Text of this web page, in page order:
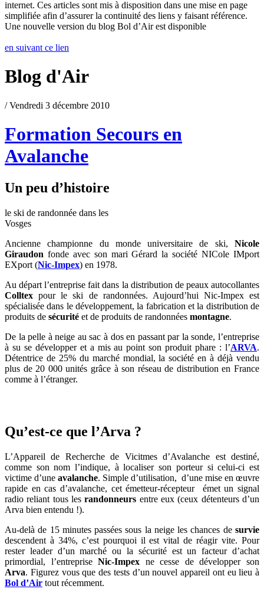
internet. Ces articles sont mis à disposition dans une mise en page
simplifiée afin d’assurer la continuité des liens y faisant référence.
Une nouvelle version du blog Bol d’Air est disponible
en suivant ce lien
Blog d'Air
/ Vendredi 3 décembre 2010
Formation Secours en
Avalanche
Un peu d’histoire
le ski de randonnée dans les
Vosges
Ancienne championne du monde universitaire de ski, Nicole
Giraudon fonde avec son mari Gérard la société NICole IMport
EXport (Nic-Impex) en 1978.
Au départ l’entreprise fait dans la distribution de peaux autocollantes
Colltex pour le ski de randonnées. Aujourd’hui Nic-Impex est
spécialisée dans le développement, la fabrication et la distribution de
produits de sécurité et de produits de randonnées montagne.
De la pelle à neige au sac à dos en passant par la sonde, l’entreprise
à su se développer et a mis au point son produit phare : l’ARVA.
Détentrice de 25% du marché mondial, la société en à déjà vendu
plus de 20 000 unités grâce à son réseau de distribution en France
comme à l’étranger.
Qu’est-ce que l’Arva ?
L’Appareil de Recherche de Vicitmes d’Avalanche est destiné,
comme son nom l’indique, à localiser son porteur si celui-ci est
victime d’une avalanche. Simple d’utilisation, d’une mise en œuvre
rapide en cas d’avalanche, cet émetteur-récepteur émet un signal
radio reliant tous lesrandonneurs entre eux (ceux détenteurs d’un
Arva bien entendu !).
Au-delà de 15 minutes passées sous la neige les chances de survie
descendent à 34%, c’est pourquoi il est vital de réagir vite. Pour
rester leader d’un marché ou la sécurité est un facteur d’achat
primordial, l’entrepriseNic-Impex ne cesse de développer son
Arva. Figurez vous que des tests d’un nouvel appareil ont eu lieu à
Bol d’Air tout récemment.